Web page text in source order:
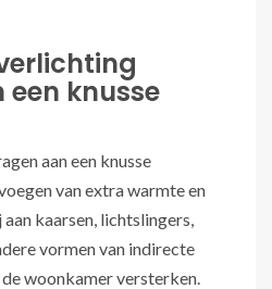
knusse
aan een knusse
van extra warmte en
kaarsen, lichtslingers,
vormen van indirecte
woonkamer versterken.